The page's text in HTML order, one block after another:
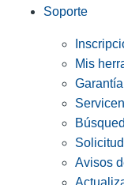
Soporte
Mis
Garantía
Avisos